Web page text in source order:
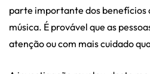
parte importante dos benefícios
música. É provável que as
atenção ou com mais cuidado